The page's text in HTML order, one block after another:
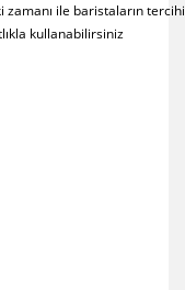
zamanı ile baristaların tercihi
kullanabilirsiniz